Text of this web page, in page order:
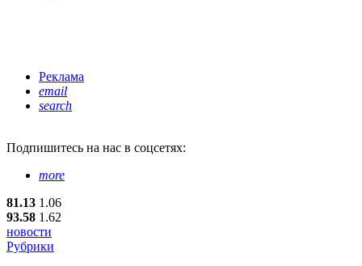
Реклама
email
search
Подпишитесь на нас в соцсетях:
more
81.13 1.06
93.58 1.62
новости
Рубрики